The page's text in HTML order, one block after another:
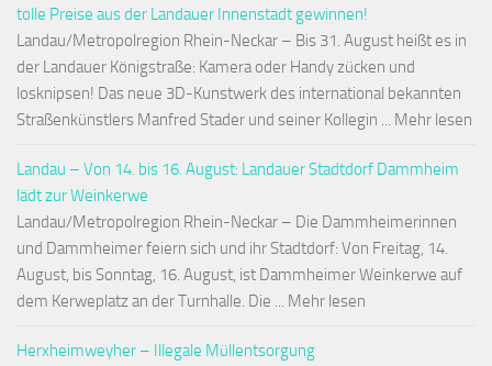
tolle Preise aus der Landauer Innenstadt gewinnen!
Landau/Metropolregion Rhein-Neckar – Bis 31. August heißt es in
der Landauer Königstraße: Kamera oder Handy zücken und
losknipsen! Das neue 3D-Kunstwerk des international bekannten
Straßenkünstlers Manfred Stader und seiner Kollegin ... Mehr lesen
Landau – Von 14. bis 16. August: Landauer Stadtdorf Dammheim
lädt zur Weinkerwe
Landau/Metropolregion Rhein-Neckar – Die Dammheimerinnen
und Dammheimer feiern sich und ihr Stadtdorf: Von Freitag, 14.
August, bis Sonntag, 16. August, ist Dammheimer Weinkerwe auf
dem Kerweplatz an der Turnhalle. Die ... Mehr lesen
Herxheimweyher – Illegale Müllentsorgung